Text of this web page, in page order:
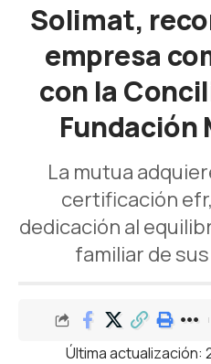
Solimat,
empresa
con la
Fundación
La mutua
certificación
dedicación al
familiar de
Última actualización: